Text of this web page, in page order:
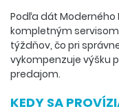
Podľa dát Moderného
kompletným
týždňov, čo pri
vykompenzuje výšku
predajom.
KEDY SA